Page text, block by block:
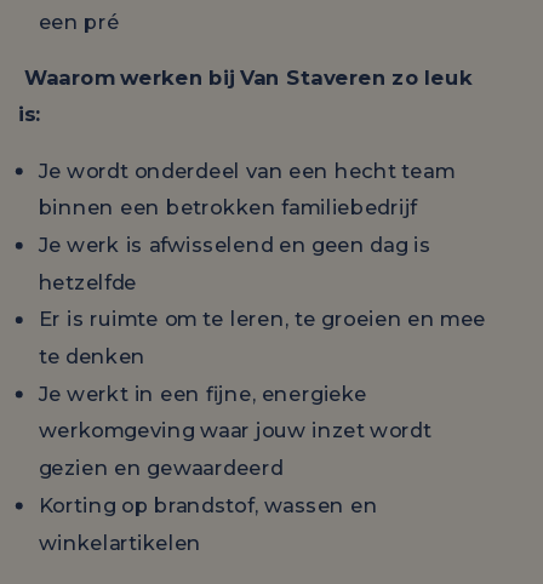
een pré
Waarom werken bij Van Staveren zo leuk
is:
Je wordt onderdeel van een hecht team
binnen een betrokken familiebedrijf
Je werk is afwisselend en geen dag is
hetzelfde
Er is ruimte om te leren, te groeien en mee
te denken
Je werkt in een fijne, energieke
werkomgeving waar jouw inzet wordt
gezien en gewaardeerd
Korting op brandstof, wassen en
winkelartikelen